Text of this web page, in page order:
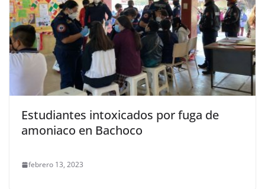
Estudiantes intoxicados por fuga de
amoniaco en Bachoco
febrero 13, 2023